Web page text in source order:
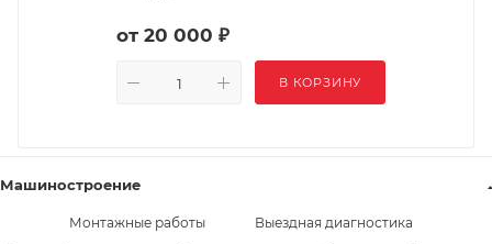
от 20 000 ₽
В КОРЗИНУ
Машиностроение
Монтажные работы
Выездная диагностика